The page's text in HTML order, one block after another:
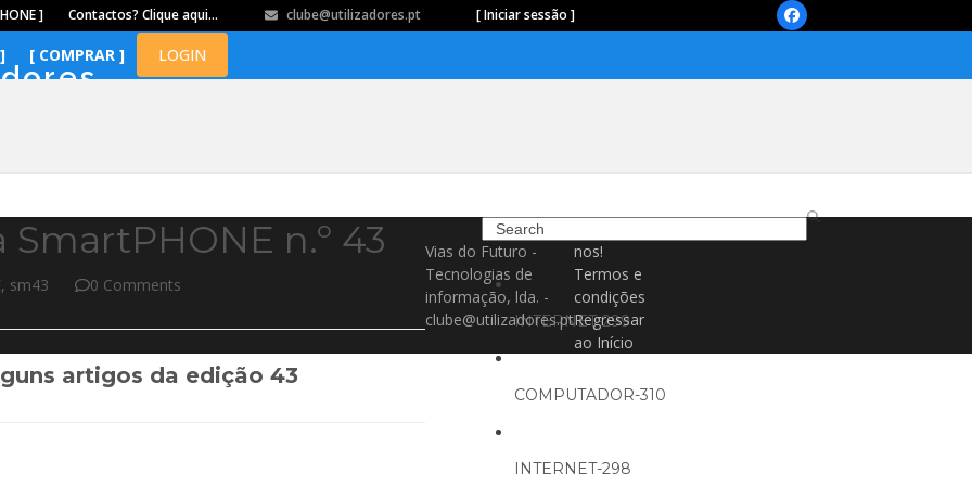
] Contactos? Clique aqui… clube@utilizadores.pt [ Iniciar sessão ] Facebook
[ COMPRAR ] LOGIN
n.º 43
, sm43 0 Comments
artigos da edição 43
Search
INTERNET-299
COMPUTADOR-310
INTERNET-298
Vias do Futuro -
Tecnologias de
informação, lda. -
clube@utilizadores.pt
nos!
Termos e
condições
Regressar
ao Início